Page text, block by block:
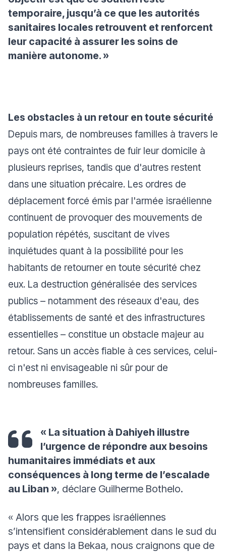
temporaire, jusqu’à ce que les autorités
sanitaires locales retrouvent et renforcent
leur capacité à assurer les soins de
manière autonome. »
Les obstacles à un retour en toute sécurité
Depuis mars, de nombreuses familles à travers le
pays ont été contraintes de fuir leur domicile à
plusieurs reprises, tandis que d'autres restent
dans une situation précaire. Les ordres de
déplacement forcé émis par l'armée israélienne
continuent de provoquer des mouvements de
population répétés, suscitant de vives
inquiétudes quant à la possibilité pour les
habitants de retourner en toute sécurité chez
eux. La destruction généralisée des services
publics – notamment des réseaux d'eau, des
établissements de santé et des infrastructures
essentielles – constitue un obstacle majeur au
retour. Sans un accès fiable à ces services, celui-
ci n'est ni envisageable ni sûr pour de
nombreuses familles.
« La situation à Dahiyeh illustre
l’urgence de répondre aux besoins
humanitaires immédiats et aux
conséquences à long terme de l’escalade
au Liban », déclare Guilherme Bothelo.
« Alors que les frappes israéliennes
s’intensifient considérablement dans le sud du
pays et dans la Bekaa, nous craignons que de